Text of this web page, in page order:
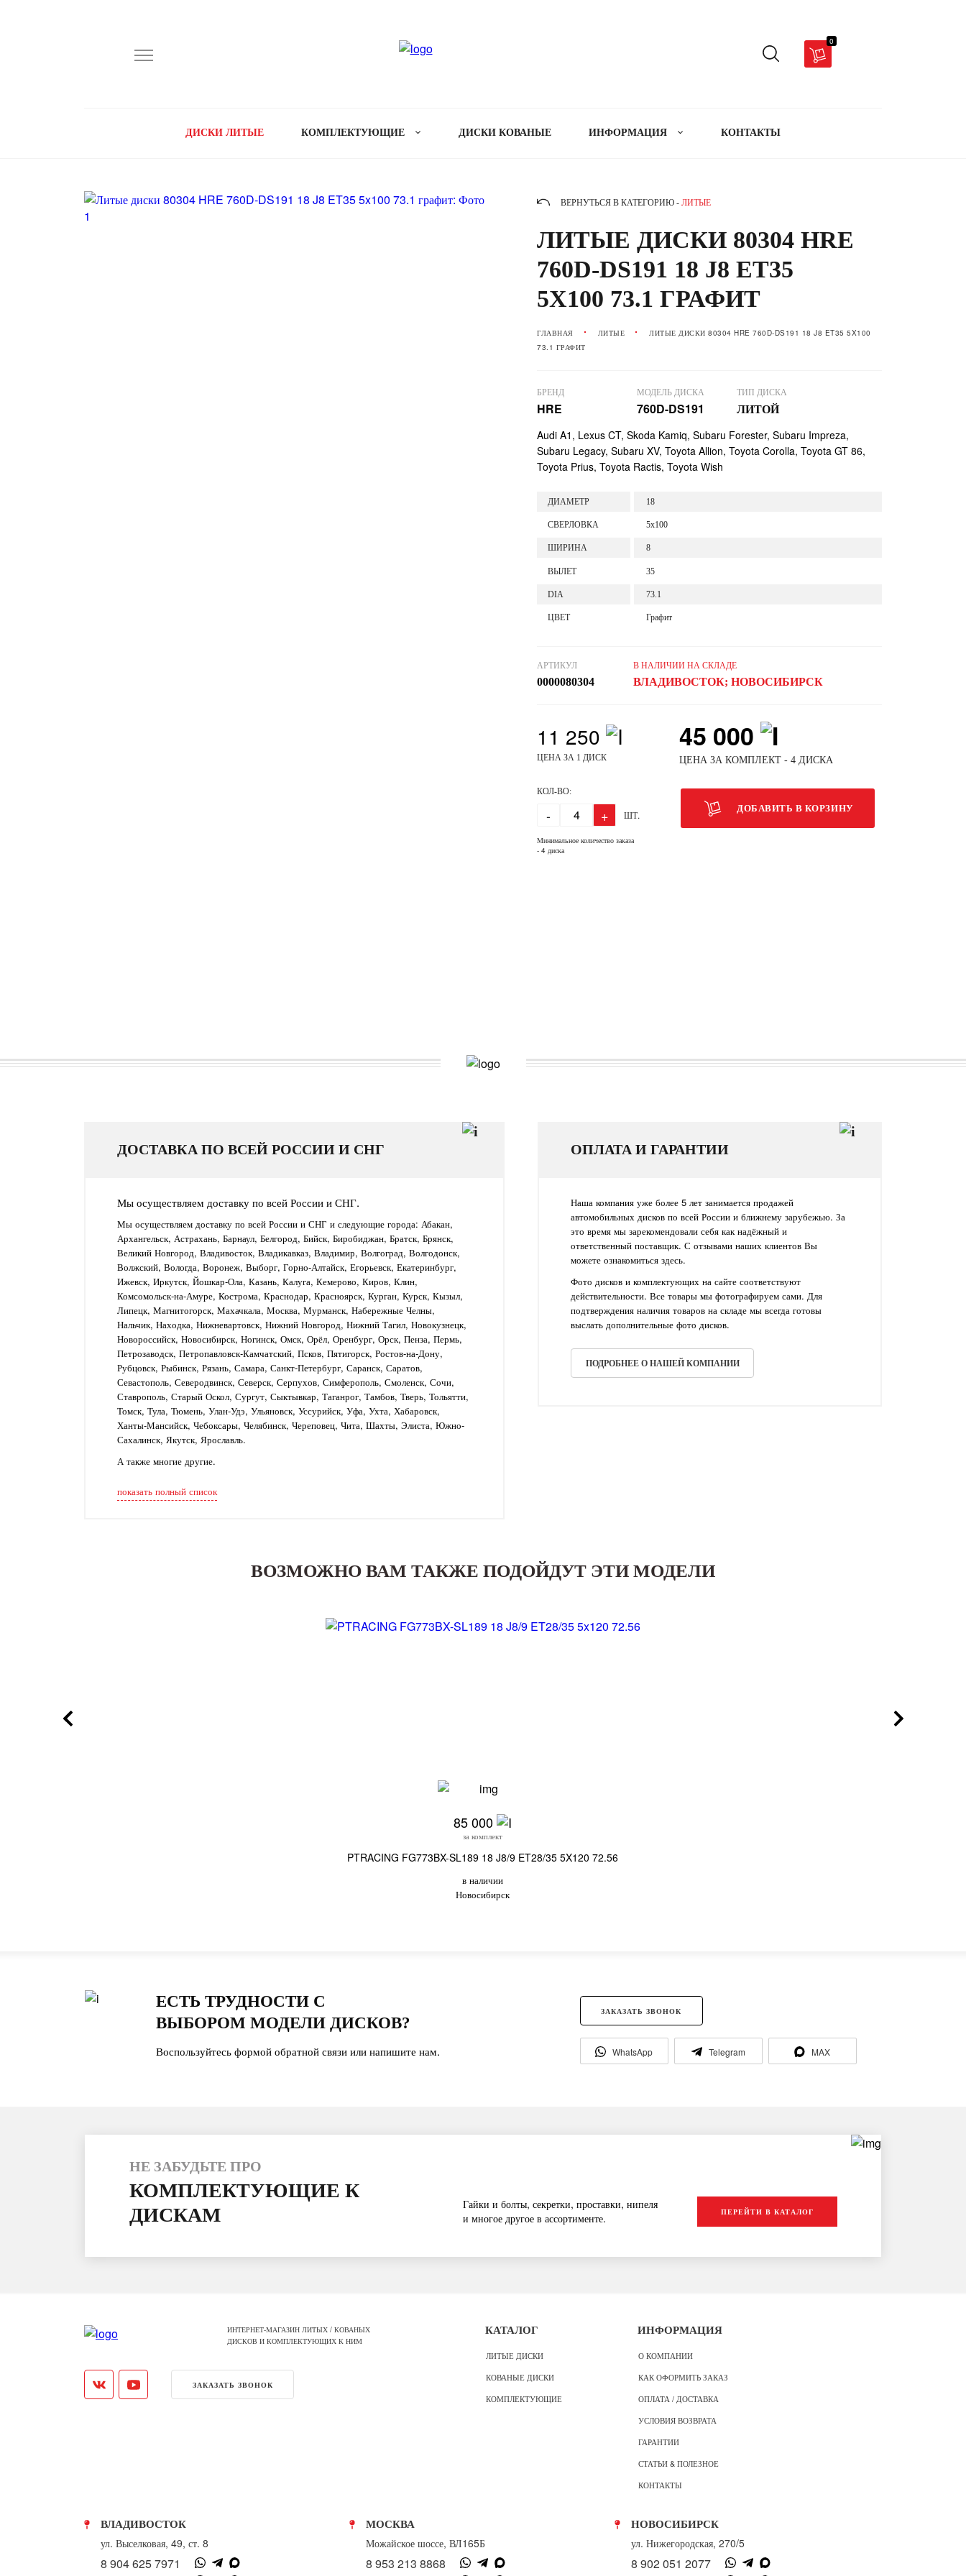
0
ДИСКИ ЛИТЫЕ КОМПЛЕКТУЮЩИЕ ДИСКИ КОВАНЫЕ ИНФОРМАЦИЯ КОНТАКТЫ
ВЕРНУТЬСЯ В КАТЕГОРИЮ - ЛИТЫЕ
ЛИТЫЕ ДИСКИ 80304 HRE
760D-DS191 18 J8 ET35
5X100 73.1 ГРАФИТ
ГЛАВНАЯ ЛИТЫЕ
ЛИТЫЕ ДИСКИ 80304 HRE 760D-DS191 18 J8 ET35 5X100
73.1 ГРАФИТ
БРЕНД
HRE
МОДЕЛЬ ДИСКА
760D-DS191
ТИП ДИСКА
ЛИТОЙ
Audi A1, Lexus CT, Skoda Kamiq, Subaru Forester, Subaru Impreza,
Subaru Legacy, Subaru XV, Toyota Allion, Toyota Corolla, Toyota GT 86,
Toyota Prius, Toyota Ractis, Toyota Wish
ДИАМЕТР 18
СВЕРЛОВКА 5x100
ШИРИНА 8
ВЫЛЕТ 35
DIA 73.1
ЦВЕТ Графит
АРТИКУЛ
0000080304
В НАЛИЧИИ НА СКЛАДЕ
ВЛАДИВОСТОК; НОВОСИБИРСК
11 250
ЦЕНА ЗА 1 ДИСК
45 000
ЦЕНА ЗА КОМПЛЕКТ - 4 ДИСКА
КОЛ-ВО:
- + ШТ.
Минимальное количество заказа
- 4 диска
ДОБАВИТЬ В КОРЗИНУ
ДОСТАВКА ПО ВСЕЙ РОССИИ И СНГ
Мы осуществляем доставку по всей России и СНГ.
Мы осуществляем доставку по всей России и СНГ и следующие города: Абакан,
Архангельск, Астрахань, Барнаул, Белгород, Бийск, Биробиджан, Братск, Брянск,
Великий Новгород, Владивосток, Владикавказ, Владимир, Волгоград, Волгодонск,
Волжский, Вологда, Воронеж, Выборг, Горно-Алтайск, Егорьевск, Екатеринбург,
Ижевск, Иркутск, Йошкар-Ола, Казань, Калуга, Кемерово, Киров, Клин,
Комсомольск-на-Амуре, Кострома, Краснодар, Красноярск, Курган, Курск, Кызыл,
Липецк, Магнитогорск, Махачкала, Москва, Мурманск, Набережные Челны,
Нальчик, Находка, Нижневартовск, Нижний Новгород, Нижний Тагил, Новокузнецк,
Новороссийск, Новосибирск, Ногинск, Омск, Орёл, Оренбург, Орск, Пенза, Пермь,
Петрозаводск, Петропавловск-Камчатский, Псков, Пятигорск, Ростов-на-Дону,
Рубцовск, Рыбинск, Рязань, Самара, Санкт-Петербург, Саранск, Саратов,
Севастополь, Северодвинск, Северск, Серпухов, Симферополь, Смоленск, Сочи,
Ставрополь, Старый Оскол, Сургут, Сыктывкар, Таганрог, Тамбов, Тверь, Тольятти,
Томск, Тула, Тюмень, Улан-Удэ, Ульяновск, Уссурийск, Уфа, Ухта, Хабаровск,
Ханты-Мансийск, Чебоксары, Челябинск, Череповец, Чита, Шахты, Элиста, Южно-
Сахалинск, Якутск, Ярославль.
А также многие другие.
показать полный список
ОПЛАТА И ГАРАНТИИ
Наша компания уже более 5 лет занимается продажей
автомобильных дисков по всей России и ближнему зарубежью. За
это время мы зарекомендовали себя как надёжный и
ответственный поставщик. С отзывами наших клиентов Вы
можете ознакомиться здесь.
Фото дисков и комплектующих на сайте соответствуют
действительности. Все товары мы фотографируем сами. Для
подтверждения наличия товаров на складе мы всегда готовы
выслать дополнительные фото дисков.
ПОДРОБНЕЕ О НАШЕЙ КОМПАНИИ
ВОЗМОЖНО ВАМ ТАКЖЕ ПОДОЙДУТ ЭТИ МОДЕЛИ
85 000
за комплект
PTRACING FG773BX-SL189 18 J8/9 ET28/35 5X120 72.56
в наличии
Новосибирск
ЕСТЬ ТРУДНОСТИ С
ВЫБОРОМ МОДЕЛИ ДИСКОВ?
Воспользуйтесь формой обратной связи или напишите нам.
ЗАКАЗАТЬ ЗВОНОК
WhatsApp Telegram MAX
НЕ ЗАБУДЬТЕ ПРО
КОМПЛЕКТУЮЩИЕ К
ДИСКАМ
Гайки и болты, секретки, проставки, нипеля
и многое другое в ассортименте.
ПЕРЕЙТИ В КАТАЛОГ
ИНТЕРНЕТ-МАГАЗИН ЛИТЫХ / КОВАНЫХ
ДИСКОВ И КОМПЛЕКТУЮЩИХ К НИМ
ЗАКАЗАТЬ ЗВОНОК
КАТАЛОГ
ЛИТЫЕ ДИСКИ
КОВАНЫЕ ДИСКИ
КОМПЛЕКТУЮЩИЕ
ИНФОРМАЦИЯ
О КОМПАНИИ
КАК ОФОРМИТЬ ЗАКАЗ
ОПЛАТА / ДОСТАВКА
УСЛОВИЯ ВОЗВРАТА
ГАРАНТИИ
СТАТЬИ & ПОЛЕЗНОЕ
КОНТАКТЫ
ВЛАДИВОСТОК
ул. Выселковая, 49, ст. 8
8 904 625 7971
МОСКВА
Можайское шоссе, ВЛ165Б
8 953 213 8868
НОВОСИБИРСК
ул. Нижегородская, 270/5
8 902 051 2077